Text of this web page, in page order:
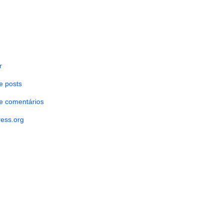
posts
comentários